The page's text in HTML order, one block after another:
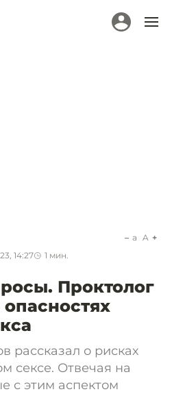
14:27 1 мин.
a A
Проктолог
рассказал о рисках
сексе. Отвечая на
с этим аспектом